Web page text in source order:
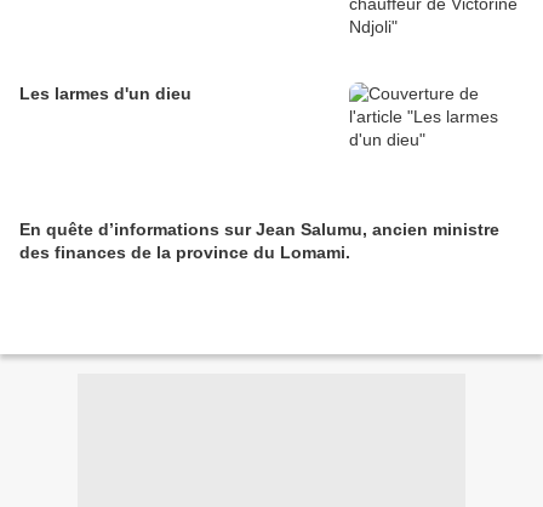
Les larmes d'un dieu
En quête d’informations sur Jean Salumu, ancien ministre
des finances de la province du Lomami.